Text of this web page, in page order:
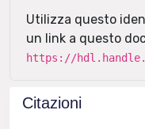
Utilizza questo
un link a questo
https://
Citazioni